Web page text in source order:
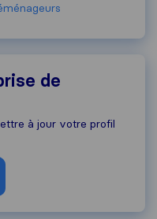
de
à jour votre profil